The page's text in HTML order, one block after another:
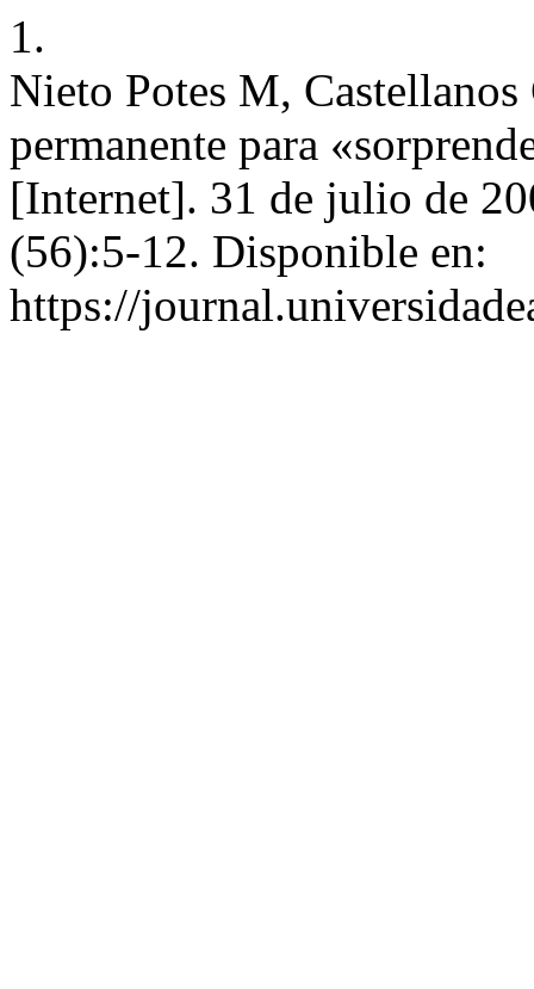
1.
Nieto Potes M,
permanente para
[Internet]. 31 de julio de
(56):5-12. Disponible en:
https://